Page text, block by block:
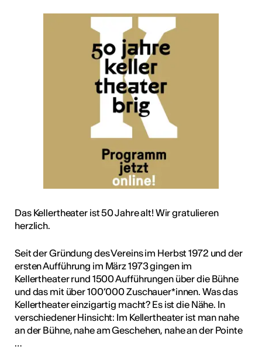
Das Kellertheater ist 50 Jahre alt! Wir gratulieren
herzlich.
Seit der Gründung des Vereins im Herbst 1972 und der
ersten Aufführung im März 1973 gingen im
Kellertheater rund 1500 Aufführungen über die Bühne
und das mit über 100’000 Zuschauer*innen. Was das
Kellertheater einzigartig macht? Es ist die Nähe. In
verschiedener Hinsicht: Im Kellertheater ist man nahe
an der Bühne, nahe am Geschehen, nahe an der Pointe
…